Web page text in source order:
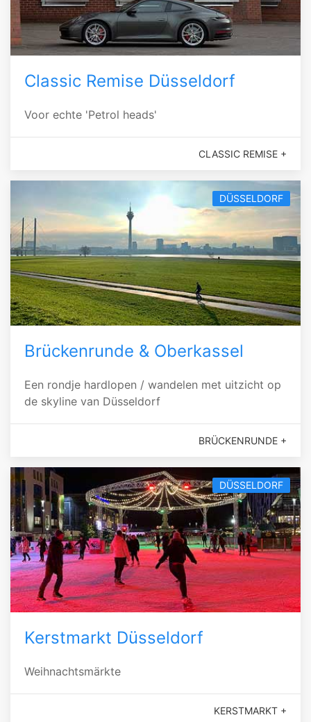
Classic Remise Düsseldorf
Voor echte 'Petrol heads'
CLASSIC REMISE +
DÜSSELDORF
Brückenrunde & Oberkassel
Een rondje hardlopen / wandelen met uitzicht op
de skyline van Düsseldorf
BRÜCKENRUNDE +
DÜSSELDORF
Kerstmarkt Düsseldorf
Weihnachtsmärkte
KERSTMARKT +